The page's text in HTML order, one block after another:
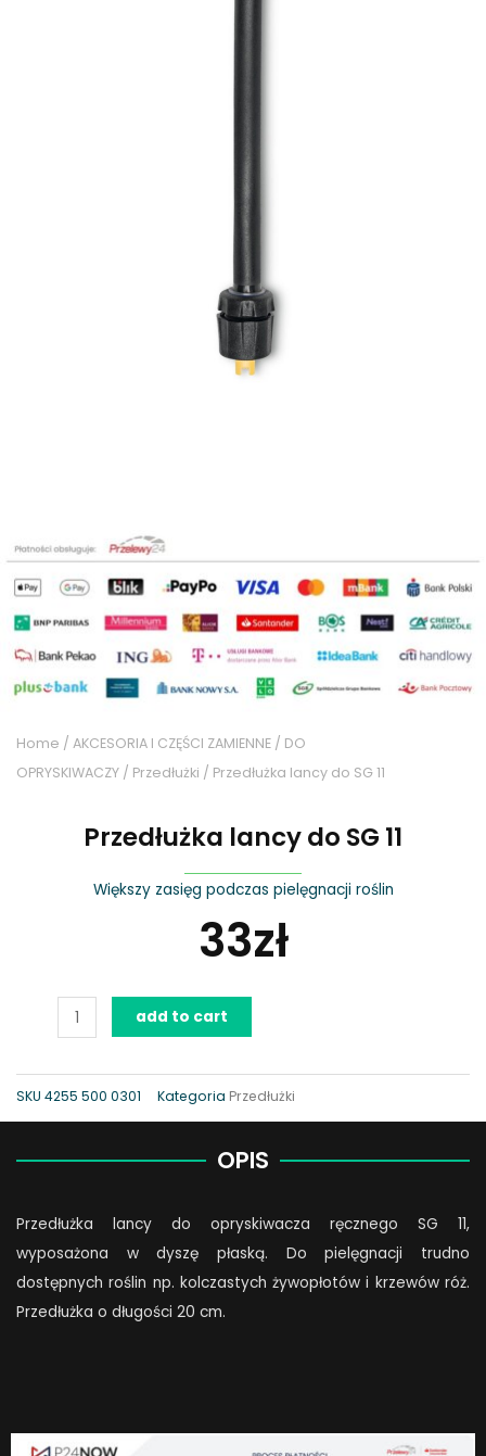
Home / AKCESORIA I CZĘŚCI ZAMIENNE / DO
OPRYSKIWACZY / Przedłużki / Przedłużka lancy do SG 11
Przedłużka lancy do SG 11
Większy zasięg podczas pielęgnacji roślin
33zł
Przedłużka
add to cart
SKU 4255 500 0301 Kategoria Przedłużki
OPIS
Przedłużka lancy do opryskiwacza ręcznego SG 11,
wyposażona w dyszę płaską. Do pielęgnacji trudno
dostępnych roślin np. kolczastych żywopłotów i krzewów róż.
Przedłużka o długości 20 cm.